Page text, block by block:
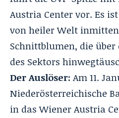
Austria Center vor. Es
von heiler Welt
Schnittblumen, die
des Sektors
Der Auslöser: Am 11.
Niederösterreichische
in das Wiener Austria